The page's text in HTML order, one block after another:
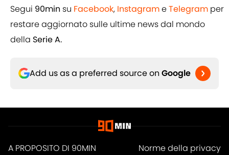
Segui 90min su Facebook, InstagrameTelegram per
restare aggiornato sulle ultime news dal mondo
della Serie A.
Add us as a preferred source on Google
A PROPOSITO DI 90MIN Norme della privacy